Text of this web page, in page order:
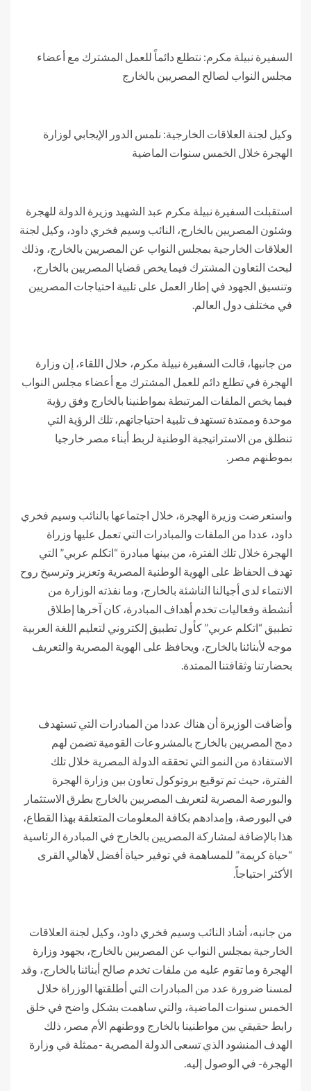
السفيرة نبيلة مكرم: نتطلع دائماً للعمل المشترك مع أعضاء
مجلس النواب لصالح المصريين بالخارج
وكيل لجنة العلاقات الخارجية: نلمس الدور الإيجابي لوزارة
الهجرة خلال الخمس سنوات الماضية
استقبلت السفيرة نبيلة مكرم عبد الشهيد وزيرة الدولة للهجرة
وشئون المصريين بالخارج، النائب وسيم فخري داود، وكيل لجنة
العلاقات الخارجية بمجلس النواب عن المصريين بالخارج، وذلك
لبحث التعاون المشترك فيما يخص قضايا المصريين بالخارج،
وتنسيق الجهود في إطار العمل على تلبية احتياجات المصريين
في مختلف دول العالم.
من جانبها، قالت السفيرة نبيلة مكرم، خلال اللقاء، إن وزارة
الهجرة في تطلع دائم للعمل المشترك مع أعضاء مجلس النواب
فيما يخص الملفات المرتبطة بمواطنينا بالخارج وفق رؤية
موحدة وممتدة تستهدف تلبية احتياجاتهم، تلك الرؤية التي
تنطلق من الاستراتيجية الوطنية لربط أبناء مصر خارجيا
بموطنهم مصر.
واستعرضت وزيرة الهجرة، خلال اجتماعها بالنائب وسيم فخري
داود، عددا من الملفات والمبادرات التي تعمل عليها وزراة
الهجرة خلال تلك الفترة، من بينها مبادرة “اتكلم عربي” التي
تهدف الحفاظ على الهوية الوطنية المصرية وتعزيز وترسيخ روح
الانتماء لدى أجيالنا الناشئة بالخارج، وما نفذته الوزارة من
أنشطة وفعاليات تخدم أهداف المبادرة، كان آخرها إطلاق
تطبيق “اتكلم عربي” كأول تطبيق إلكتروني لتعليم اللغة العربية
موجه لأبنائنا بالخارج، ويحافظ على الهوية المصرية والتعريف
بحضارتنا وثقافتنا الممتدة.
وأضافت الوزيرة أن هناك عددا من المبادرات التي تستهدف
دمج المصريين بالخارج بالمشروعات القومية تضمن لهم
الاستفادة من النمو التي تحققه الدولة المصرية خلال تلك
الفترة، حيث تم توقيع بروتوكول تعاون بين وزارة الهجرة
والبورصة المصرية لتعريف المصريين بالخارج بطرق الاستثمار
في البورصة، وإمدادهم بكافة المعلومات المتعلقة بهذا القطاع،
هذا بالإضافة لمشاركة المصريين بالخارج في المبادرة الرئاسية
“حياة كريمة” للمساهمة في توفير حياة أفضل لأهالي القرى
الأكثر احتياجاً.
من جانبه، أشاد النائب وسيم فخري داود، وكيل لجنة العلاقات
الخارجية بمجلس النواب عن المصريين بالخارج، بجهود وزارة
الهجرة وما تقوم عليه من ملفات تخدم صالح أبنائنا بالخارج، وقد
لمسنا ضرورة عدد من المبادرات التي أطلقتها الوزراة خلال
الخمس سنوات الماضية، والتي ساهمت بشكل واضح في خلق
رابط حقيقي بين مواطنينا بالخارج ووطنهم الأم مصر، ذلك
الهدف المنشود الذي تسعى الدولة المصرية -ممثلة في وزارة
الهجرة- في الوصول إليه.